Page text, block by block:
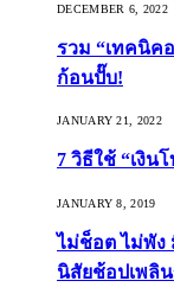
DECEMBER 6, 2022
รวม “เทคนิค
ก้อนปั๊บ!
JANUARY 21, 2022
7 วิธีใช้ “เงิ
JANUARY 8, 2019
ไม่ช็อต ไม่พัง
นิสัยช้อปเพลิ